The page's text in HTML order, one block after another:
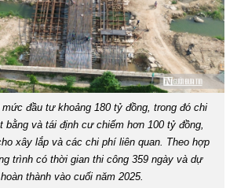
đầu tư khoảng 180 tỷ đồng, trong đó chi
bằng và tái định cư chiếm hơn 100 tỷ đồng,
xây lắp và các chi phí liên quan. Theo hợp
trình có thời gian thi công 359 ngày và dự
thành vào cuối năm 2025.